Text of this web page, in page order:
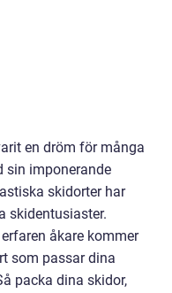
en dröm för många
sin imponerande
skidorter har
skidentusiaster.
åkare kommer
som passar dina
packa dina skidor,